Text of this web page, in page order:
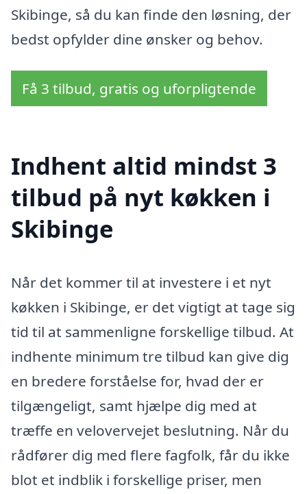
Skibinge, så du kan finde den løsning, der
bedst opfylder dine ønsker og behov.
Få 3 tilbud, gratis og uforpligtende
Indhent altid mindst 3
tilbud på nyt køkken i
Skibinge
Når det kommer til at investere i et nyt
køkken i Skibinge, er det vigtigt at tage sig
tid til at sammenligne forskellige tilbud. At
indhente minimum tre tilbud kan give dig
en bredere forståelse for, hvad der er
tilgængeligt, samt hjælpe dig med at
træffe en velovervejet beslutning. Når du
rådfører dig med flere fagfolk, får du ikke
blot et indblik i forskellige priser, men